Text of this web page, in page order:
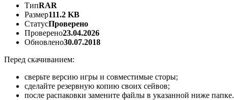
ТипRAR
Размер111.2 KB
СтатусПроверено
Проверено23.04.2026
Обновлено30.07.2018
Перед скачиванием:
сверьте версию игры и совместимые сторы;
сделайте резервную копию своих сейвов;
после распаковки замените файлы в указанной ниже папке.